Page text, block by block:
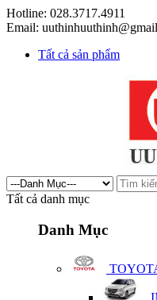
Hotline: 028.3717.4911
Email:
Tất cả sản phẩm
Tất cả danh mục
Danh Mục